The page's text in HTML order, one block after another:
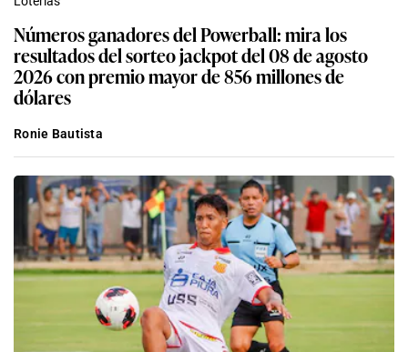
Números ganadores del Powerball: mira los
resultados del sorteo jackpot del 08 de agosto
2026 con premio mayor de 856 millones de
dólares
Ronie Bautista